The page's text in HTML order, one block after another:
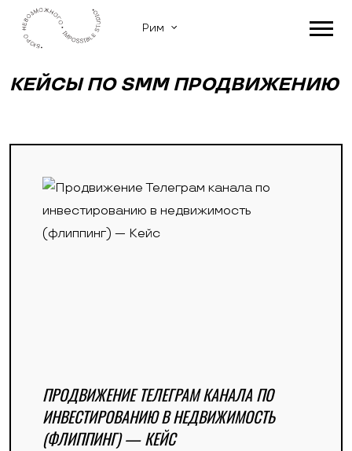
Рим
КЕЙСЫ ПО SMM ПРОДВИЖЕНИЮ
ПРОДВИЖЕНИЕ ТЕЛЕГРАМ КАНАЛА ПО
ИНВЕСТИРОВАНИЮ В НЕДВИЖИМОСТЬ
(ФЛИППИНГ) — КЕЙС